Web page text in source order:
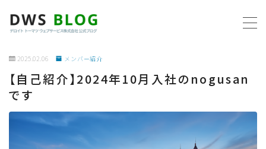
ホーム
AWS
プログラミング
2025.02.06 メンバー紹介
【自己紹介】2024年10月入社のnogusan
です